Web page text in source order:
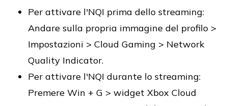
Per attivare l'NQI prima dello streaming:
Andare sulla propria immagine del profilo >
Impostazioni > Cloud Gaming > Network
Quality Indicator.
Per attivare l'NQI durante lo streaming:
Premere Win + G > widget Xbox Cloud